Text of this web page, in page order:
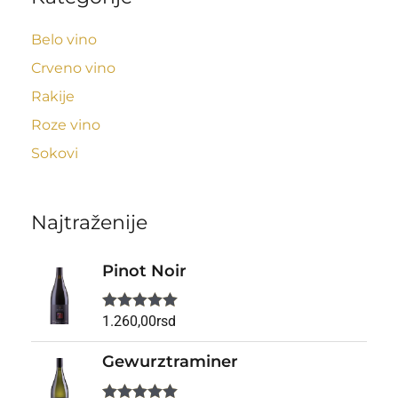
Belo vino
Crveno vino
Rakije
Roze vino
Sokovi
Najtraženije
Pinot Noir
Ocenjeno
1.260,00rsd
Gewurztraminer